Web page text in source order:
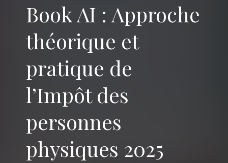
Book AI : Approche
théorique et
pratique de
l’Impôt des
personnes
physiques 2025